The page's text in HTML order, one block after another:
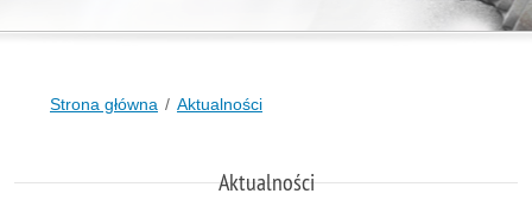
Strona główna Aktualności
Aktualności